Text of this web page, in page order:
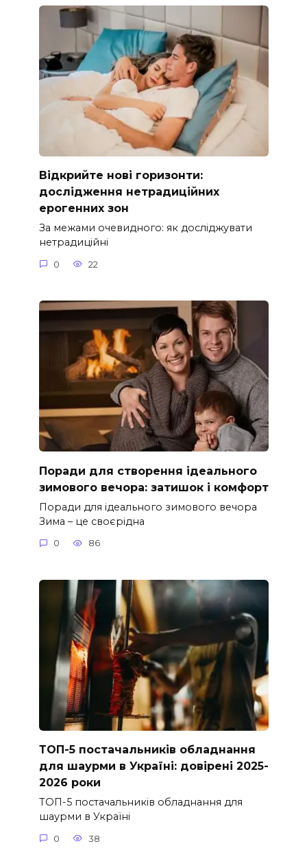
Відкрийте нові горизонти:
дослідження нетрадиційних
ерогенних зон
За межами очевидного: як досліджувати
нетрадиційні
0 22
Поради для створення ідеального
зимового вечора: затишок і комфорт
Поради для ідеального зимового вечора
Зима – це своєрідна
0 86
ТОП-5 постачальників обладнання
для шаурми в Україні: довірені 2025-
2026 роки
ТОП-5 постачальників обладнання для
шаурми в Україні
0 38